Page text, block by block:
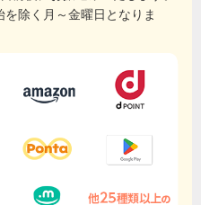
除く月～金曜日となりま